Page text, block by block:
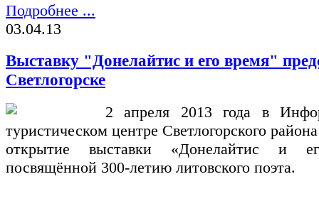
Подробнее ...
03.04.13
Выставку "Донелайтис и его время"
Светлогорске
2 апреля 2013 года в
туристическом центре Светлогорского
открытие выставки «Донелайтис и
посвящённой 300-летию литовского поэта.